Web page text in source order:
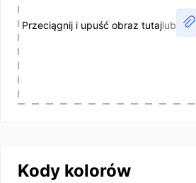
Przeciągnij i upuść obraz tutajlub
Kody kolorów